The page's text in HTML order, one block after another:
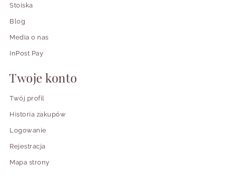
Stoiska
Blog
Media o nas
InPost Pay
Twoje konto
Twój profil
Historia zakupów
Logowanie
Rejestracja
Mapa strony